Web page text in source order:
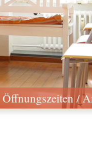
Öffnungszeiten /